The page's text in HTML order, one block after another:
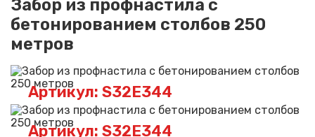
Забор из профнастила с
бетонированием столбов 250
метров
Артикул: S32E344
Артикул: S32E344